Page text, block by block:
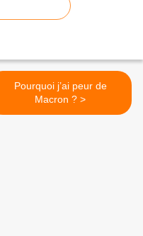
Pourquoi j’ai peur de
Macron ? >